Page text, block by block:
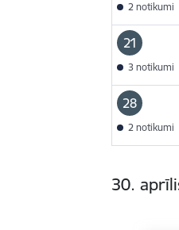
2 notikumi
21
3 notikumi
28
2 notikumi
30.